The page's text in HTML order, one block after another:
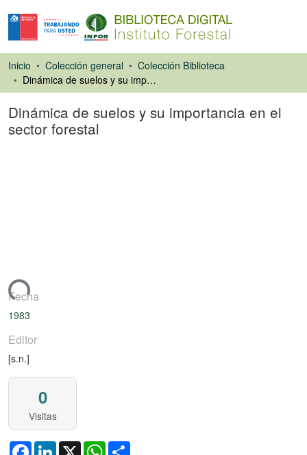
Inicio Colección general
Colección Biblioteca
Dinámica de suelos y su importancia en el sector forestal
Dinámica de suelos y su importancia en el
sector forestal
Fecha
1983
Editor
[s.n.]
0
Visitas
FacebookLinkedIn
X WhatsApp